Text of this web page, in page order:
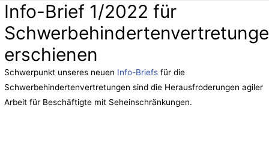
Info-Brief 1/2022 für
erschienen
Schwerpunkt unseres neuen Info-Briefs für die
Schwerbehindertenvertretungen sind die Herausfroderungen agiler
Arbeit für Beschäftigte mit Seheinschränkungen.